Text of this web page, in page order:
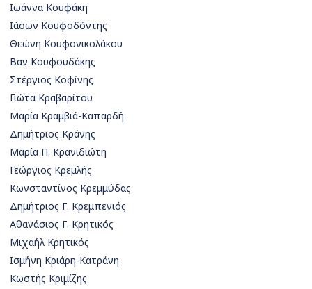
Ιωάννα Κουφάκη
Ιάσων Κουφοδόντης
Θεώνη Κουφονικολάκου
Βαν Κουφουδάκης
Στέργιος Κοφίνης
Γιώτα Κραβαρίτου
Μαρία Κραμβιά-Καπαρδή
Δημήτριος Κράνης
Μαρία Π. Κρανιδιώτη
Γεώργιος Κρεμλής
Κωνσταντίνος Κρεμμύδας
Δημήτριος Γ. Κρεμπενιός
Αθανάσιος Γ. Κρητικός
Μιχαήλ Κρητικός
Ισμήνη Κριάρη-Κατράνη
Κωστής Κριμίζης